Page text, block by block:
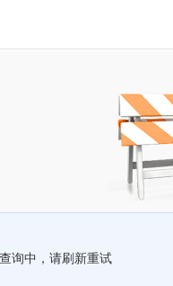
询中，请刷新重试